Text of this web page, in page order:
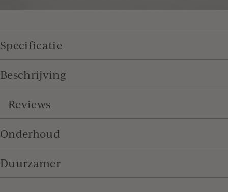
Specificatie
Beschrijving
Reviews
Onderhoud
Duurzamer